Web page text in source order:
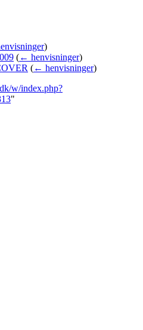
)
(← henvisninger)
(← henvisninger)
w/index.php?
"